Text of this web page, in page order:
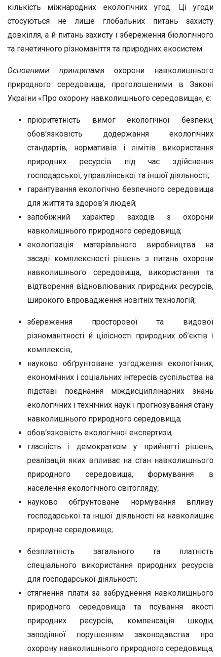
кількість міжнародних екологічних угод. Ці угоди
стосуються не лише глобальних питань захисту
довкілля, а й питань захисту і збереження біологічного
та генетичного різноманіття та природних екосистем.
Основними принципамиохорони навколишнього
природного середовища, проголошеними в Законі
України «Про охорону навколишнього середовища», є:
пріоритетність вимог екологічної безпеки,
обов’язковість додержання екологічних
стандартів, нормативів і лімітів використання
природних ресурсів під час здійснення
господарської, управлінської та іншої діяльності;
гарантування екологічно безпечного середовища
для життя та здоров’я людей;
запобіжний характер заходів з охорони
навколишнього природного середовища;
екологізація матеріального виробництва на
засаді комплексності рішень з питань охорони
навколишнього середовища, використання та
відтворення відновлюваних природних ресурсів,
широкого впровадження новітніх технологій;
збереження просторової та видової
різноманітності й цілісності природних об’єктів і
комплексів;
науково обґрунтоване узгодження екологічних,
економічних і соціальних інтересів суспільства на
підставі поєднання міждисциплінарних знань
екологічних і технічних наук і прогнозування стану
навколишнього природного середовища;
обов’язковість екологічної експертизи;
гласність і демократизм у прийнятті рішень,
реалізація яких впливає на стан навколишнього
природного середовища, формування в
населення екологічного світогляду;
науково обґрунтоване нормування впливу
господарської та іншої діяльності на навколишнє
природне середовище;
безплатність загального та платність
спеціального використання природних ресурсів
для господарської діяльності;
стягнення плати за забруднення навколишнього
природного середовища та псування якості
природних ресурсів, компенсація шкоди,
заподіяної порушенням законодавства про
охорону навколишнього природного середовища;